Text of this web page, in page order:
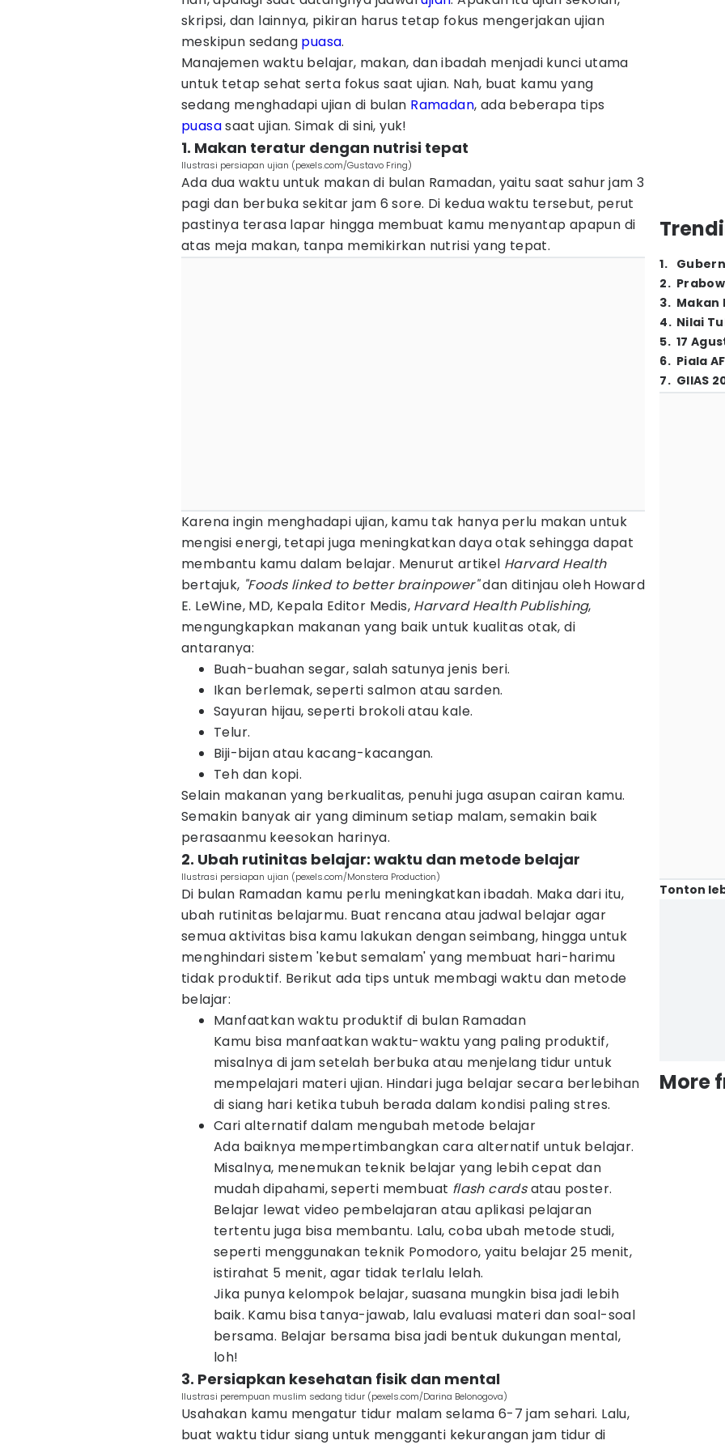
skripsi, dan lainnya, pikiran harus tetap fokus mengerjakan ujian
meskipun sedang puasa.
Manajemen waktu belajar, makan, dan ibadah menjadi kunci utama
untuk tetap sehat serta fokus saat ujian. Nah, buat kamu yang
sedang menghadapi ujian di bulan Ramadan, ada beberapa tips
puasasaat ujian. Simak di sini, yuk!
1. Makan teratur dengan nutrisi tepat
Ilustrasi persiapan ujian (pexels.com/Gustavo Fring)
Ada dua waktu untuk makan di bulan Ramadan, yaitu saat sahur jam 3
pagi dan berbuka sekitar jam 6 sore. Di kedua waktu tersebut, perut
pastinya terasa lapar hingga membuat kamu menyantap apapun di
atas meja makan, tanpa memikirkan nutrisi yang tepat.
Karena ingin menghadapi ujian, kamu tak hanya perlu makan untuk
mengisi energi, tetapi juga meningkatkan daya otak sehingga dapat
membantu kamu dalam belajar. Menurut artikel Harvard Health
bertajuk, "Foods linked to better brainpower"dan ditinjau oleh Howard
E. LeWine, MD, Kepala Editor Medis, Harvard Health Publishing,
mengungkapkan makanan yang baik untuk kualitas otak, di
antaranya:
Buah-buahan segar, salah satunya jenis beri.
Ikan berlemak, seperti salmon atau sarden.
Sayuran hijau, seperti brokoli atau kale.
Telur.
Biji-bijan atau kacang-kacangan.
Teh dan kopi.
Selain makanan yang berkualitas, penuhi juga asupan cairan kamu.
Semakin banyak air yang diminum setiap malam, semakin baik
perasaanmu keesokan harinya.
2. Ubah rutinitas belajar: waktu dan metode belajar
Ilustrasi persiapan ujian (pexels.com/Monstera Production)
Di bulan Ramadan kamu perlu meningkatkan ibadah. Maka dari itu,
ubah rutinitas belajarmu. Buat rencana atau jadwal belajar agar
semua aktivitas bisa kamu lakukan dengan seimbang, hingga untuk
menghindari sistem 'kebut semalam' yang membuat hari-harimu
tidak produktif. Berikut ada tips untuk membagi waktu dan metode
belajar:
Manfaatkan waktu produktif di bulan Ramadan
Kamu bisa manfaatkan waktu-waktu yang paling produktif,
misalnya di jam setelah berbuka atau menjelang tidur untuk
mempelajari materi ujian. Hindari juga belajar secara berlebihan
di siang hari ketika tubuh berada dalam kondisi paling stres.
Cari alternatif dalam mengubah metode belajar
Ada baiknya mempertimbangkan cara alternatif untuk belajar.
Misalnya, menemukan teknik belajar yang lebih cepat dan
mudah dipahami, seperti membuat flash cardsatau poster.
Belajar lewat video pembelajaran atau aplikasi pelajaran
tertentu juga bisa membantu. Lalu, coba ubah metode studi,
seperti menggunakan teknik Pomodoro, yaitu belajar 25 menit,
istirahat 5 menit, agar tidak terlalu lelah.
Jika punya kelompok belajar, suasana mungkin bisa jadi lebih
baik. Kamu bisa tanya-jawab, lalu evaluasi materi dan soal-soal
bersama. Belajar bersama bisa jadi bentuk dukungan mental,
loh!
3. Persiapkan kesehatan fisik dan mental
Ilustrasi perempuan muslim sedang tidur (pexels.com/Darina Belonogova)
Usahakan kamu mengatur tidur malam selama 6-7 jam sehari. Lalu,
buat waktu tidur siang untuk mengganti kekurangan jam tidur di
1.
2.
3. Makan
4. Nilai
5. 17
6. Piala
7. GIIAS
Tonton
More